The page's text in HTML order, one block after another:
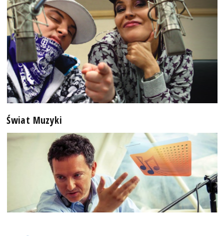
Świat Muzyki